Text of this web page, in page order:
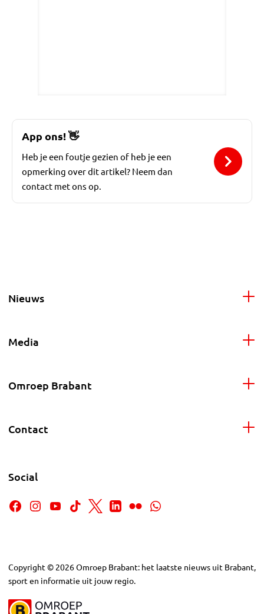
App ons!👋
Heb je een foutje gezien of heb je een
opmerking over dit artikel? Neem dan
contact met ons op.
Nieuws
Media
Omroep Brabant
Contact
Social
Copyright © 2026Omroep Brabant: het laatste nieuws uit Brabant,
sport en informatie uit jouw regio.